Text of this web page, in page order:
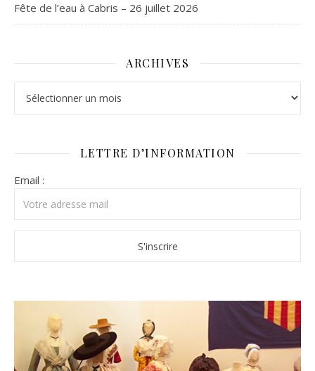
Fête de l’eau à Cabris – 26 juillet 2026
ARCHIVES
LETTRE D’INFORMATION
Email :